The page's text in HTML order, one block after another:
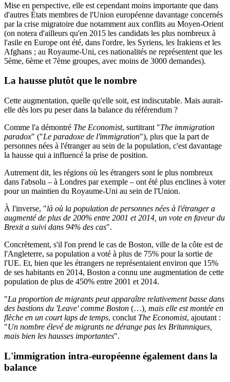
Mise en perspective, elle est cependant moins importante que dans
d'autres États membres de l'Union européenne davantage concernés
par la crise migratoire due notamment aux conflits au Moyen-Orient
(on notera d'ailleurs qu'en 2015 les candidats les plus nombreux à
l'asile en Europe ont été, dans l'ordre, les Syriens, les Irakiens et les
Afghans ; au Royaume-Uni, ces nationalités ne représentent que les
5ème, 6ème et 7ème groupes, avec moins de 3000 demandes).
La hausse plutôt que le nombre
Cette augmentation, quelle qu'elle soit, est indiscutable. Mais aurait-
elle dès lors pu peser dans la balance du référendum ?
Comme l'a démontré The Economist, surtitrant "The immigration
paradox" ("Le paradoxe de l'immigration"), plus que la part de
personnes nées à l'étranger au sein de la population, c'est davantage
la hausse qui a influencé la prise de position.
Autrement dit, les régions où les étrangers sont le plus nombreux
dans l'absolu – à Londres par exemple – ont été plus enclines à voter
pour un maintien du Royaume-Uni au sein de l'Union.
À l'inverse, "là où la population de personnes nées à l'étranger a
augmenté de plus de 200% entre 2001 et 2014, un vote en faveur du
Brexit a suivi dans 94% des cas".
Concrètement, s'il l'on prend le cas de Boston, ville de la côte est de
l'Angleterre, sa population a voté à plus de 75% pour la sortie de
l'UE. Et, bien que les étrangers ne représentaient environ que 15%
de ses habitants en 2014, Boston a connu une augmentation de cette
population de plus de 450% entre 2001 et 2014.
"La proportion de migrants peut apparaître relativement basse dans
des bastions du 'Leave' comme Boston (…) , mais elle est montée en
flèche en un court laps de temps, conclut The Economist, ajoutant :
"Un nombre élevé de migrants ne dérange pas les Britanniques,
mais bien les hausses importantes".
L'immigration intra-européenne également dans la
balance